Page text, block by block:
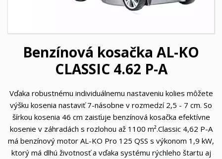
Benzínová kosačka AL-KO
CLASSIC 4.62 P-A
Vďaka robustnému individuálnemu nastaveniu kolies môžete
výšku kosenia nastaviť 7-násobne v rozmedzí 2,5 - 7 cm. So
šírkou kosenia 46 cm zaisťuje benzínová kosačka efektívne
kosenie v záhradách s rozlohou až 1100 m².Classic 4,62 P-A
má benzínový motor AL-KO Pro 125 QSS s výkonom 1,9 kW,
ktorý má dlhú životnosť a vďaka systému rýchleho štartu aj